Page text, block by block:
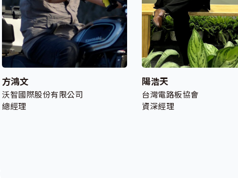
方鴻文
沃智國際股份有限公司
總經理
陽浩天
台灣電路板協會
資深經理